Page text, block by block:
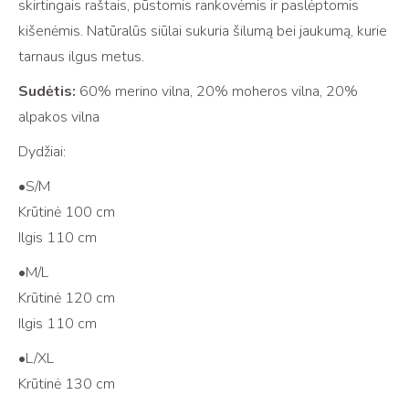
and
merino
cardigan
skirtingais raštais, pūstomis rankovėmis ir paslėptomis
kišenėmis. Natūralūs siūlai sukuria šilumą bei jaukumą, kurie
tarnaus ilgus metus.
Sudėtis: 60% merino vilna, 20% moheros vilna, 20%
alpakos vilna
Dydžiai:
•S/M
Krūtinė 100 cm
Ilgis 110 cm
•M/L
Krūtinė 120 cm
Ilgis 110 cm
•L/XL
Krūtinė 130 cm